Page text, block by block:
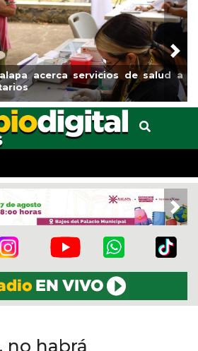
de salud a
Municipio
el boulevard 5
no habrá